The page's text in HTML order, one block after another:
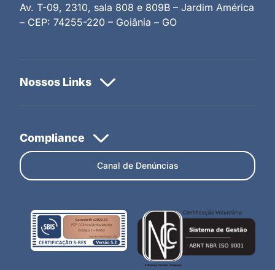
Av. T-09, 2310, sala 808 e 809B – Jardim América
– CEP: 74255-220 – Goiânia – GO
Canal de Denúncias